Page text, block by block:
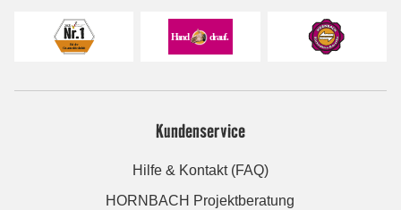
Kundenservice
Hilfe & Kontakt (FAQ)
HORNBACH Projektberatung